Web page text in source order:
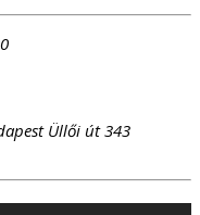
Üllői út 343